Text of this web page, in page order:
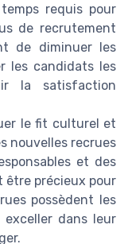
requis pour
de recrutement
de diminuer les
les candidats les
la satisfaction
le fit culturel et
nouvelles recrues
et des
être précieux pour
possèdent les
exceller dans leur